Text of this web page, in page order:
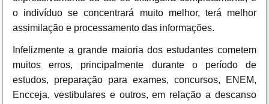
o indivíduo se concentrará muito melhor, terá melhor
assimilação e processamento das informações.
Infelizmente a grande maioria dos estudantes cometem
muitos erros, principalmente durante o período de
estudos, preparação para exames, concursos, ENEM,
Encceja, vestibulares e outros, em relação a descanso